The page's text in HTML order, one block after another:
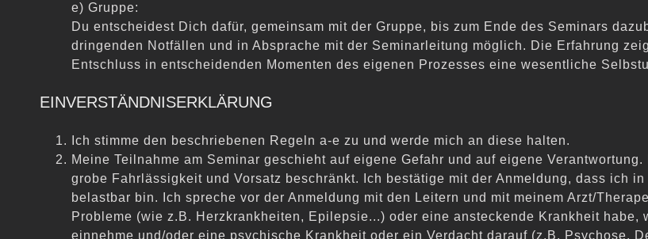
e) Gruppe:
Du entscheidest Dich dafür, gemeinsam mit der Gruppe, bis zum Ende des Seminars
dringenden Notfällen und in Absprache mit der Seminarleitung möglich. Die Erfahrung
Entschluss in entscheidenden Momenten des eigenen Prozesses eine wesentliche
EINVERSTÄNDNISERKLÄRUNG
Ich stimme den beschriebenen Regeln a-e zu und werde mich an diese halten.
Meine Teilnahme am Seminar geschieht auf eigene Gefahr und auf eigene
grobe Fahrlässigkeit und Vorsatz beschränkt. Ich bestätige mit der Anmeldung, dass ich
belastbar bin. Ich spreche vor der Anmel dung mit den Leitern und mit meinem Arzt/
Probleme (wie z.B. Herzkrankheiten, Epilepsie...) oder eine ansteckende Krankheit habe,
einnehme und/oder eine psychische Krankheit oder ein Verdacht darauf (z.B. Psychose,